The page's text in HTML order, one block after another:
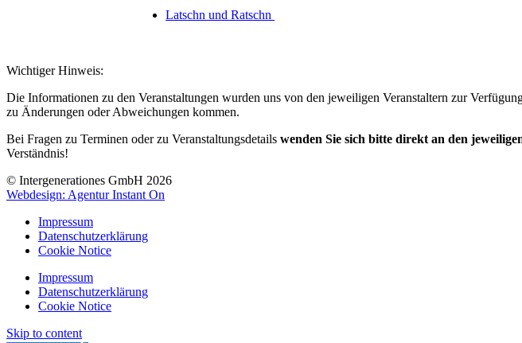
Latschn und Ratschn
Wichtiger Hinweis:
Die Informationen zu den Veranstaltungen wurden uns von den jeweiligen Veranstaltern zur
zu Änderungen oder Abweichungen kommen.
Bei Fragen zu Terminen oder zu Veranstaltungsdetails wenden Sie sich bitte direkt an den
Verständnis!
© Intergenerationes GmbH 2026
Webdesign: Agentur Instant On
Impressum
Datenschutzerklärung
Cookie Notice
Impressum
Datenschutzerklärung
Cookie Notice
Skip to content